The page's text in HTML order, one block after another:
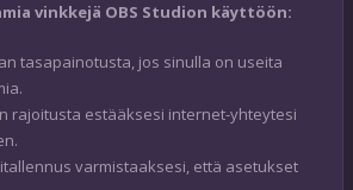
vinkkejä OBS Studion käyttöön:
tasapainotusta, jos sinulla on useita
rajoitusta estääksesi internet-yhteytesi
varmistaaksesi, että asetukset